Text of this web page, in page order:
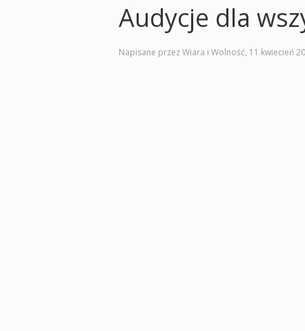
Audycje dla
Napisane przez Wiara i Wolność, 11 kwiecień